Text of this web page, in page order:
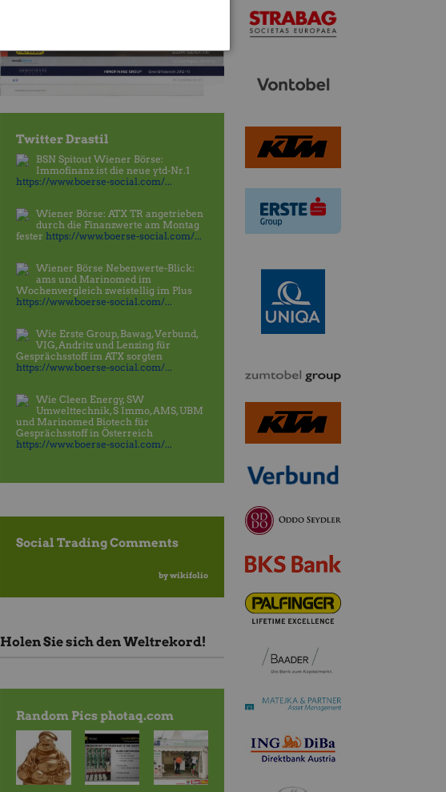
Twitter Drastil
BSN Spitout Wiener Börse:
Immofinanz ist die neue ytd-Nr.1
https://www.boerse-social.com/...
Wiener Börse: ATX TR angetrieben
durch die Finanzwerte am Montag
festerhttps://www.boerse-social.com/...
Wiener Börse Nebenwerte-Blick:
ams und Marinomed im
Wochenvergleich zweistellig im Plus
https://www.boerse-social.com/...
Wie Erste Group, Bawag, Verbund,
VIG, Andritz und Lenzing für
Gesprächsstoff im ATX sorgten
https://www.boerse-social.com/...
Wie Cleen Energy, SW
Umwelttechnik, S Immo, AMS, UBM
und Marinomed Biotech für
Gesprächsstoff in Österreich
https://www.boerse-social.com/...
Social Trading Comments
by wikifolio
Holen Sie sich den Weltrekord!
Random Pics photaq.com